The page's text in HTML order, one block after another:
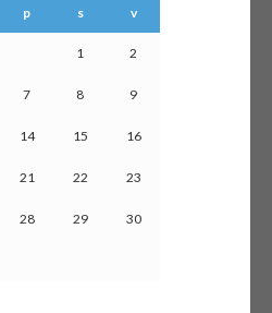
p s v
1 2
7 8 9
14 15 16
21 22 23
28 29 30